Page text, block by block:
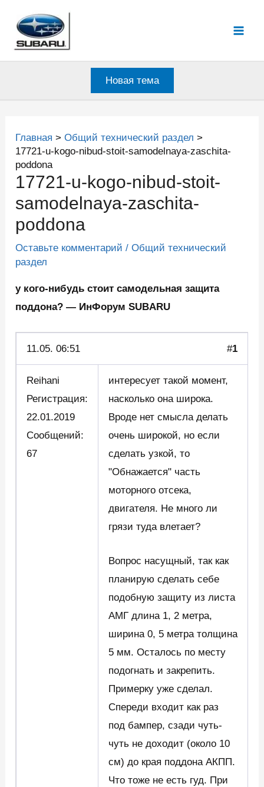
содержимому
Новая тема
Главная
Общий технический раздел
17721-u-kogo-nibud-stoit-samodelnaya-zaschita-
poddona
17721-u-kogo-nibud-stoit-
samodelnaya-zaschita-
poddona
Оставьте комментарий /Общий технический
раздел
у кого-нибудь стоит самодельная защита
поддона? — ИнФорум SUBARU
11.05. 06:51 #1
Reihani
Регистрация:
22.01.2019
Сообщений:
67
интересует такой момент,
насколько она широка.
Вроде нет смысла делать
очень широкой, но если
сделать узкой, то
"Обнажается" часть
моторного отсека,
двигателя. Не много ли
грязи туда влетает?
Вопрос насущный, так как
планирую сделать себе
подобную защиту из листа
АМГ длина 1, 2 метра,
ширина 0, 5 метра толщина
5 мм. Осталось по месту
подогнать и закрепить.
Примерку уже сделал.
Спереди входит как раз
под бампер, сзади чуть-
чуть не доходит (около 10
см) до края поддона АКПП.
Что тоже не есть гуд. При